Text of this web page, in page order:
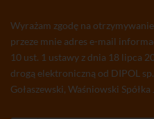
Wyrażam zgodę na
przeze mnie adres e-mail
10 ust. 1 ustawy z dnia 18 lipca
drogą elektroniczną od DIPOL
Gołaszewski, Waśniowski Spółka